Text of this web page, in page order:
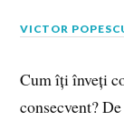
VICTOR
Cum îți înveți
consecvent?